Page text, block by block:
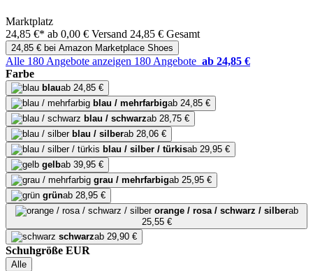
Marktplatz
24,85 €* ab 0,00 € Versand 24,85 € Gesamt
24,85 € bei Amazon Marketplace Shoes
Alle 180 Angebote anzeigen 180 Angebote ab 24,85 €
Farbe
blauab 24,85 €
blau / mehrfarbigab 24,85 €
blau / schwarzab 28,75 €
blau / silberab 28,06 €
blau / silber / türkisab 29,95 €
gelbab 39,95 €
grau / mehrfarbigab 25,95 €
grünab 28,95 €
orange / rosa / schwarz / silberab
25,55 €
schwarzab 29,90 €
Schuhgröße EUR
Alle